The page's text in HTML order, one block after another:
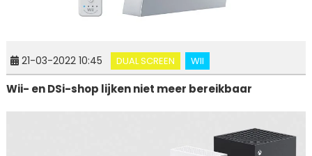
21-03-2022 10:45 DUAL SCREEN WII
Wii- en DSi-shop lijken niet meer bereikbaar